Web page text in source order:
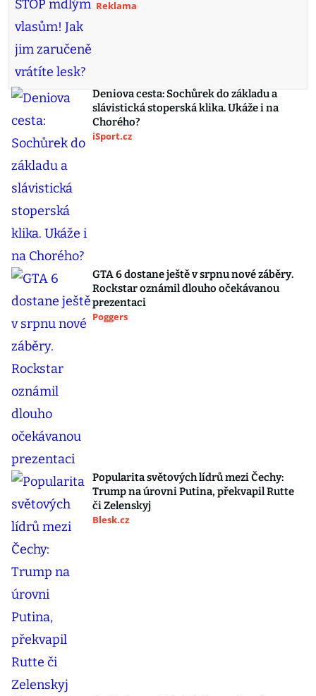
Reklama
Deniova cesta: Sochůrek do základu a
slávistická stoperská klika. Ukáže i na
Chorého?
iSport.cz
GTA 6 dostane ještě v srpnu nové záběry.
Rockstar oznámil dlouho očekávanou
prezentaci
Poggers
Popularita světových lídrů mezi Čechy:
Trump na úrovni Putina, překvapil Rutte
či Zelenskyj
Blesk.cz